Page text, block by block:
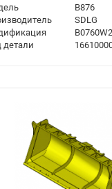
B876
SDLG
детали